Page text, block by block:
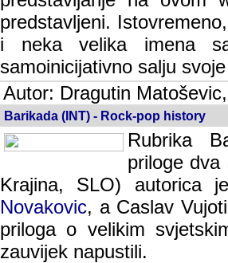
predstavljeni.
i neka velika imena
samoinicijativno salju
Autor: Dragutin
Barikada (INT) - Rock-pop history
Rubrika
dva
SLO) autorica je velikog
Caslav Vujotic
velikim svjetskim
napustili.